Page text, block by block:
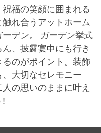
祝福の笑顔に囲まれる
触れ合うアットホーム
ーデン。 ガーデン挙式
ん、披露宴中にも行き
るのがポイント。装飾
、大切なセレモニー
人の思いのままに叶え
!